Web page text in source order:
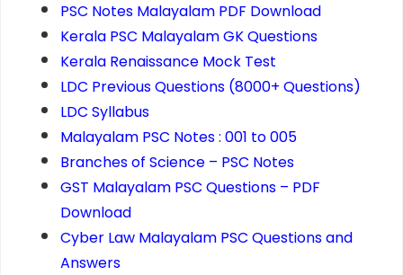
PSC Notes Malayalam PDF Download
Kerala PSC Malayalam GK Questions
Kerala Renaissance Mock Test
LDC Previous Questions (8000+ Questions)
LDC Syllabus
Malayalam PSC Notes : 001 to 005
Branches of Science – PSC Notes
GST Malayalam PSC Questions – PDF
Download
Cyber Law Malayalam PSC Questions and
Answers